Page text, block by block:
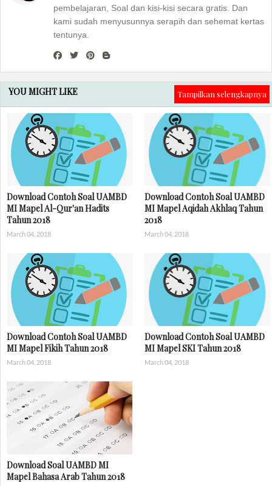
pembelajaran, Soal dan kisi-kisi secara gratis. Dan
kami sudah menyusunnya serapih dan sehemat kertas
tentunya.
YOU MIGHT LIKE Tampilkan selengkapnya
Download Contoh Soal UAMBD
MI Mapel Al-Qur'an Hadits
Tahun 2018
March 04, 2018
Download Contoh Soal UAMBD
MI Mapel Aqidah Akhlaq Tahun
2018
March 04, 2018
Download Contoh Soal UAMBD
MI Mapel Fikih Tahun 2018
March 04, 2018
Download Contoh Soal UAMBD
MI Mapel SKI Tahun 2018
March 04, 2018
Download Soal UAMBD MI
Mapel Bahasa Arab Tahun 2018